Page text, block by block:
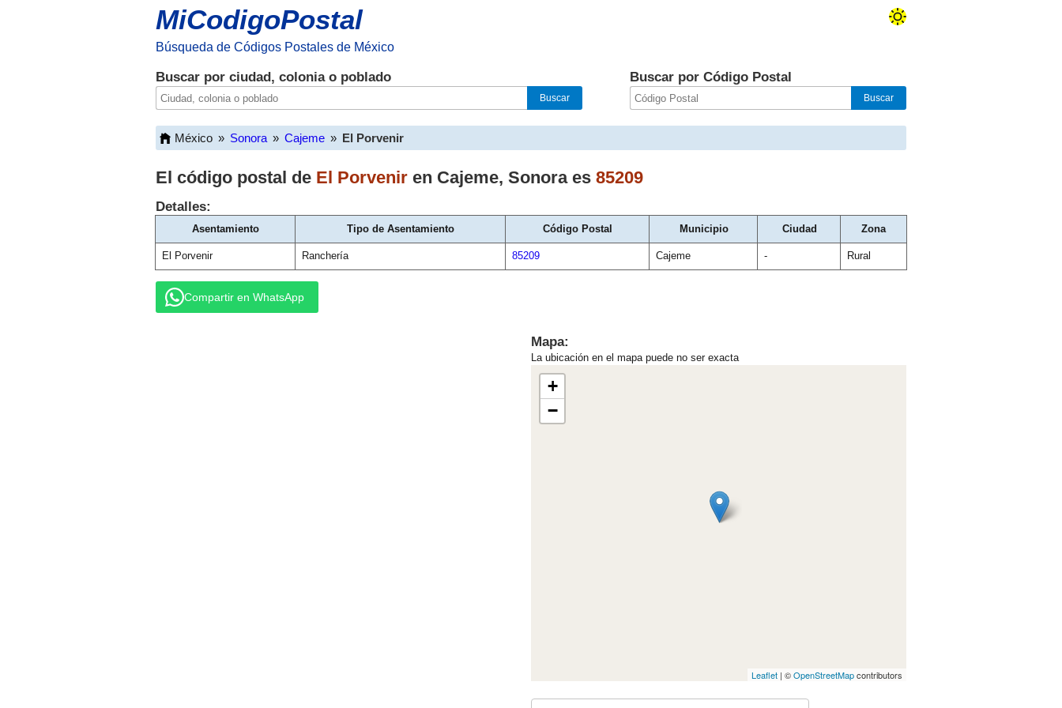
MiCodigoPostal
Búsqueda de Códigos Postales de México
Buscar por ciudad, colonia o poblado Buscar por Código Postal
México » Sonora » Cajeme » El Porvenir
El código postal de El Porvenir en Cajeme, Sonoraes 85209
Detalles:
Asentamiento Tipo de Asentamiento Código Postal Municipio Ciudad Zona
El Porvenir Ranchería 85209 Cajeme - Rural
Compartir en WhatsApp
Mapa:
La ubicación en el mapa puede no ser exacta
+
−
Leaflet | ©OpenStreetMapcontributors